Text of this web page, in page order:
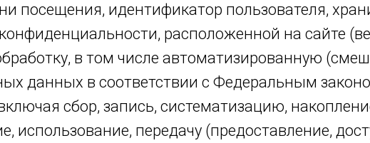
посещения, идентификатор пользователя,
расположенной на сайте
в том числе автоматизированную
данных в соответствии с Федеральным
сбор, запись, систематизацию,
использование, передачу (предоставление,